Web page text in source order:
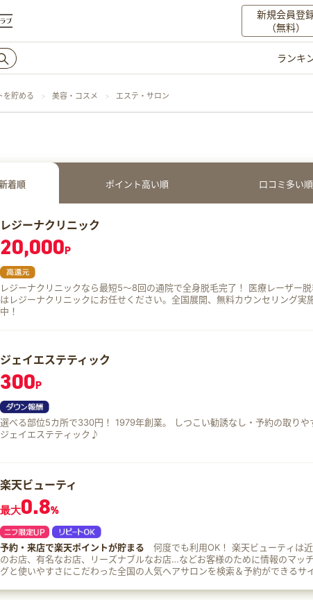
新規会員登
（無料）
ポイント通帳 ポイント交換
ランキ
を貯める 美容・コスメ エステ・サロン
着順 ポイント高い順 口コミ多い順
レジーナクリニック
20,000P
レジーナクリニックなら最短5〜8回の通院で全身脱毛完了！ 医療レーザー脱毛
はレジーナクリニックにお任せください。全国展開、無料カウンセリング実
中！
ジェイエステティック
300P
選べる部位5カ所で330円！ 1979年創業。 しつこい勧誘なし・予約の取りやすい
ジェイエステティック♪
楽天ビューティ
最大0.8%
予約・来店で楽天ポイントが貯まる 何度でも利用OK！ 楽天ビューティは近
のお店、有名なお店、リーズナブルなお店…などお客様のために情報のマッ
グと使いやすさにこだわった全国の人気ヘアサロンを検索＆予約ができるサ